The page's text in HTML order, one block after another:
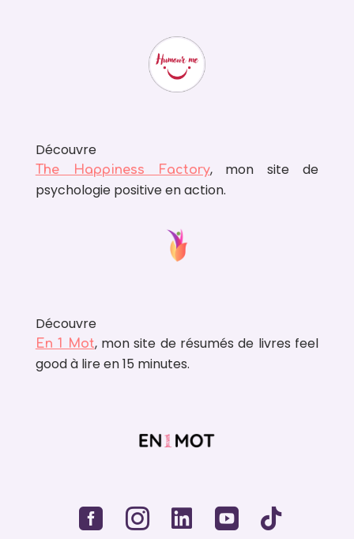
Découvre
The Happiness Factory, mon site de
psychologie positive en action.
Découvre
En 1 Mot, mon site de résumés de livres feel
good à lire en 15 minutes.
    